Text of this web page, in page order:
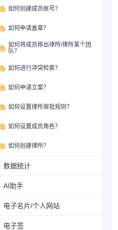
 如何创建成员账号？
 如何申请盖章？
 如何将成员移出律所/律所某个团
队？
 如何进行冲突检索？
 如何申请立案？
 如何设置律所审批规则？
 如何设置成员角色？
 如何创建律所？
数据统计
AI助手
电子名片/个人网站
电子签